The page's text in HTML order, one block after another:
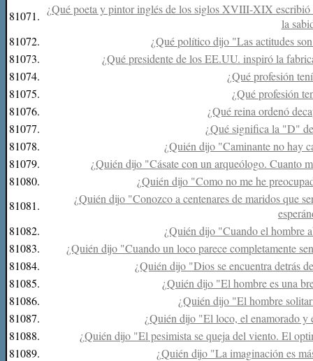
81071. ¿Qué poeta y pintor inglés de los siglos XVIII-XIX escribió
la
81072.
¿Qué político dijo "Las actitudes
81073.
¿Qué presidente de los EE.UU. inspiró la
81074.
¿Qué profesión
81075.
¿Qué profesión
81076.
¿Qué reina ordenó
81077.
¿Qué significa la "D"
81078.
¿Quién dijo "Caminante no hay
81079.
¿Quién dijo "Cásate con un arqueólogo. Cuanto
81080.
¿Quién dijo "Como no me he
81081.
¿Quién dijo "Conozco a centenares de maridos que
81082.
¿Quién dijo "Cuando el hombre
81083.
¿Quién dijo "Cuando un loco parece completamente
81084.
¿Quién dijo "Dios se encuentra detrás
81085.
¿Quién dijo "El hombre es una
81086.
¿Quién dijo "El hombre
81087.
¿Quién dijo "El loco, el enamorado y
81088.
¿Quién dijo "El pesimista se queja del viento. El
81089.
¿Quién dijo "La imaginación es